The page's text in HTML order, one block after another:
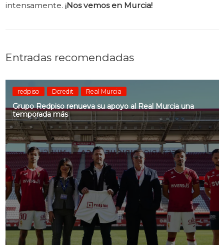
intensamente. ¡Nos vemos en Murcia!
Entradas recomendadas
redpiso Dcredit Real Murcia
Grupo Redpiso renueva su apoyo al Real Murcia una
temporada más